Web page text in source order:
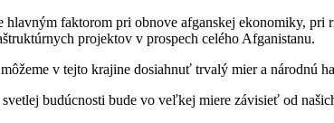
faktorom pri obnove afganskej ekonomiky,
projektov v prospech celého Afganistanu.
v tejto krajine dosiahnuť trvalý mier a národnú
budúcnosti bude vo veľkej miere závisieť od